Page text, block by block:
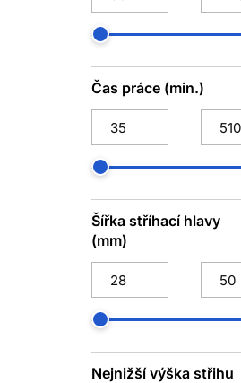
Čas práce (min.)
Šířka stříhací hlavy
(mm)
Nejnižší výška střihu